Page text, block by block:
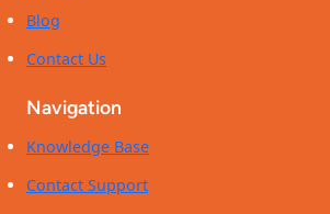
Blog
Contact Us
Navigation
Knowledge Base
Contact Support